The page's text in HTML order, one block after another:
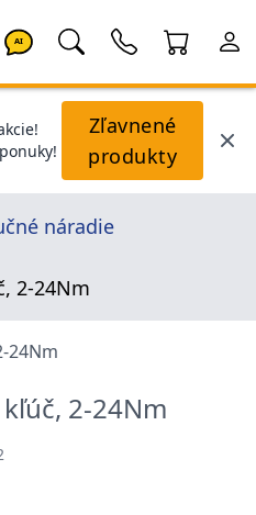
AI
Zľavnené
produkty
náradie
2-24Nm
2-24Nm